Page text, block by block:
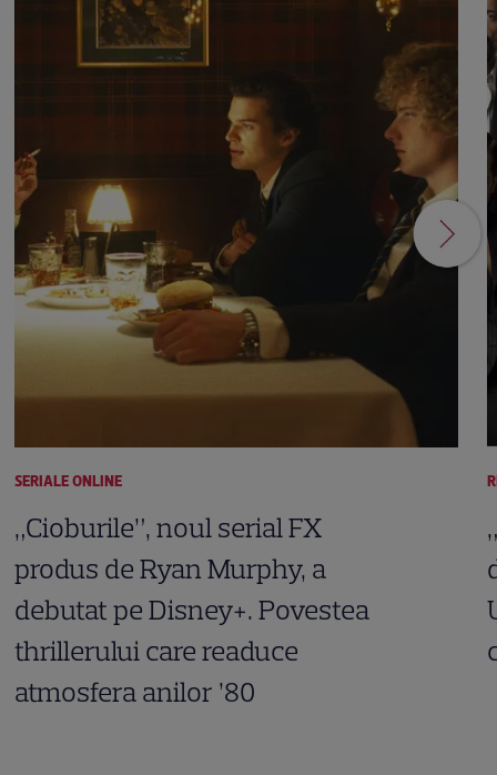
SERIALE ONLINE
„Cioburile”, noul serial FX
produs de Ryan Murphy, a
debutat pe Disney+. Povestea
thrillerului care readuce
atmosfera anilor ’80